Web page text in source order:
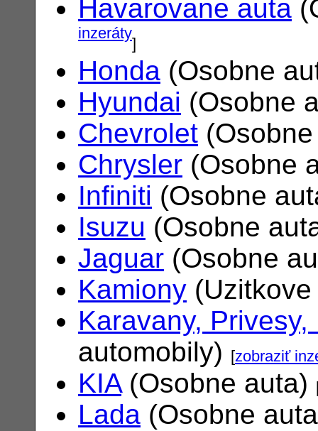
Havarovane auta
inzeráty]
Honda (Osobne
Hyundai (Osobne
Chevrolet
Chrysler (Osobne
Infiniti (Osobne
Isuzu (Osobne
Jaguar (Osobne
Kamiony
Karavany, Privesy,
automobily)
[zobraziť
KIA(Osobne auta)
Lada (Osobne